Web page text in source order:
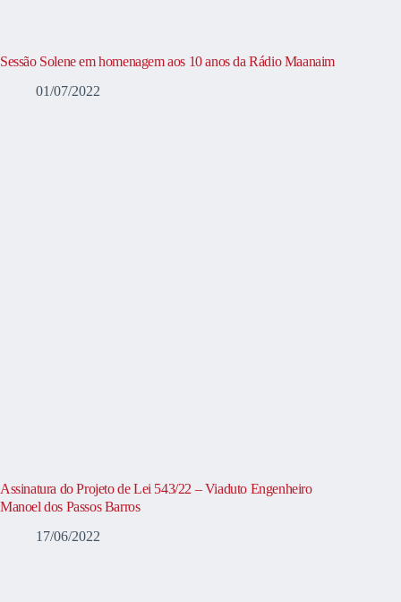
Sessão Solene em homenagem aos 10 anos da Rádio Maanaim
01/07/2022
Assinatura do Projeto de Lei 543/22 – Viaduto Engenheiro
Manoel dos Passos Barros
17/06/2022